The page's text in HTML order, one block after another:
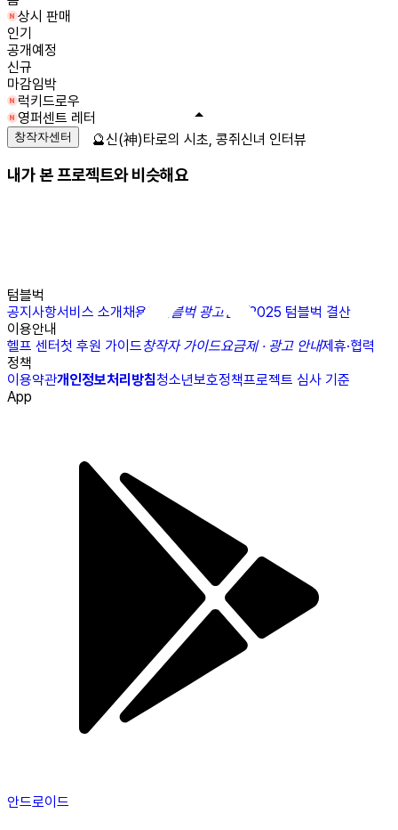
상시 판매
인기
공개예정
신규
마감임박
럭키드로우
영퍼센트 레터
창작자센터
내가 본 프로젝트와 비슷해요
텀블벅
공지사항서비스 소개채용N 텀블벅 광고센터
2025 텀블벅 결산
이용안내
헬프 센터첫 후원 가이드창작자 가이드요금제 · 광고 안내제휴·협력
정책
이용약관개인정보처리방침청소년보호정책프로젝트 심사 기준
App
안드로이드
🔮신(神)타로의 시초, 콩쥐신녀 인터뷰